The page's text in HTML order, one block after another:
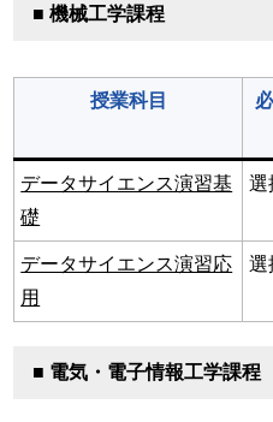
■ 機械工学課程
授業科目
データサイエンス演習基
礎
選
データサイエンス演習応
用
選
■ 電気・電子情報工学課程